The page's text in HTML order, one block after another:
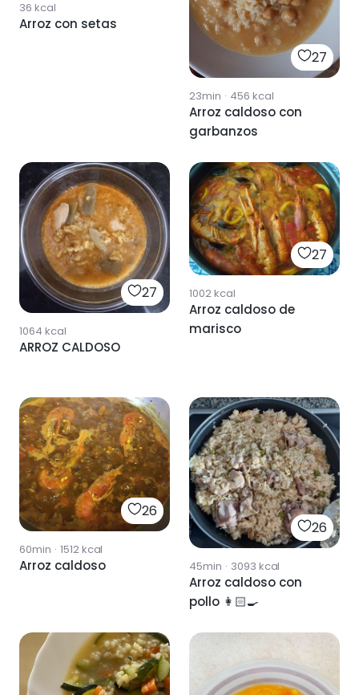
36 kcal
Arroz con setas
27
23min · 456 kcal
Arroz caldoso con
garbanzos
27
1064 kcal
ARROZ CALDOSO
27
1002kcal
Arroz caldoso de
marisco
26
60min · 1512kcal
Arroz caldoso
26
45min · 3093 kcal
Arroz caldoso con
pollo 👩🏻‍🍳